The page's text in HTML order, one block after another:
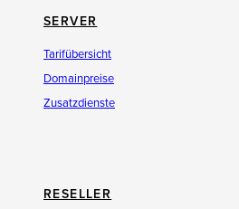
SERVER
Tarifübersicht
Domainpreise
Zusatzdienste
RESELLER